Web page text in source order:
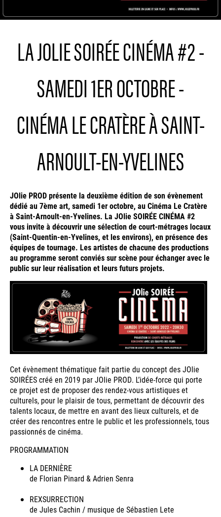
LA JOLIE SOIRÉE CINÉMA #2 -
SAMEDI 1ER OCTOBRE -
CINÉMA LE CRATÈRE À SAINT-
ARNOULT-EN-YVELINES
JOlie PROD présente la deuxième édition de son évènement
dédié au 7ème art, samedi 1er octobre, au Cinéma Le Cratère
à Saint-Arnoult-en-Yvelines. La JOlie SOIRÉE CINÉMA #2
vous invite à découvrir une sélection de court-métrages locaux
(Saint-Quentin-en-Yvelines, et les environs), en présence des
équipes de tournage. Les artistes de chacune des productions
au programme seront conviés sur scène pour échanger avec le
public sur leur réalisation et leurs futurs projets.
Cet évènement thématique fait partie du concept des JOlie
SOIRÉES créé en 2019 par JOlie PROD. L’idée-force qui porte
ce projet est de proposer des rendez-vous artistiques et
culturels, pour le plaisir de tous, permettant de découvrir des
talents locaux, de mettre en avant des lieux culturels, et de
créer des rencontres entre le public et les professionnels, tous
passionnés de cinéma.
PROGRAMMATION
LA DERNIÈRE
de Florian Pinard & Adrien Senra
REXSURRECTION
de Jules Cachin / musique de Sébastien Lete